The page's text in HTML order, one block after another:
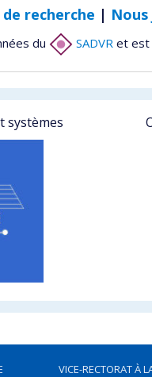
recherche |
du SADVR et est
systèmes
VICE-RECTORAT À